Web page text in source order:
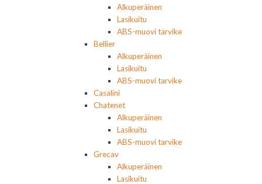
Alkuperäinen
Lasikuitu
ABS-muovi tarvike
Bellier
Alkuperäinen
Lasikuitu
ABS-muovi tarvike
Casalini
Chatenet
Alkuperäinen
Lasikuitu
ABS-muovi tarvike
Grecav
Alkuperäinen
Lasikuitu